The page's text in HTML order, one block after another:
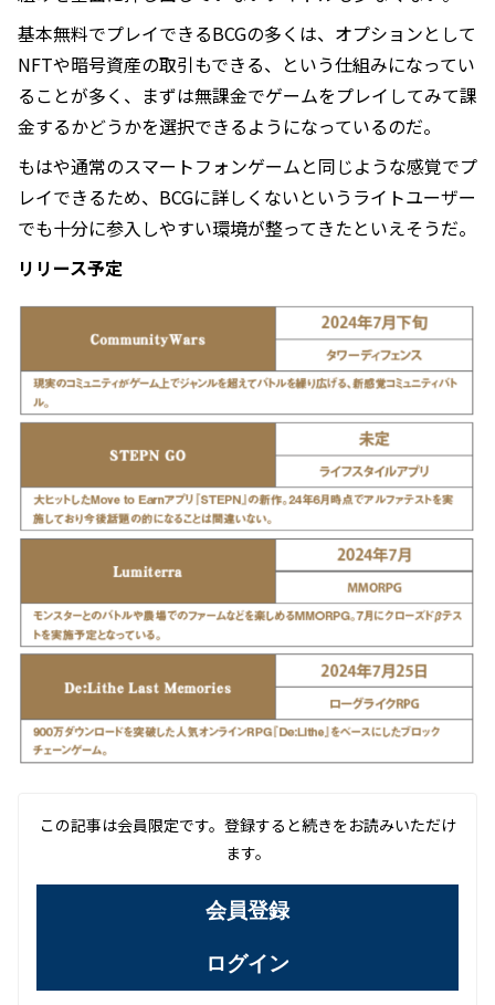
基本無料でプレイできるBCGの多くは、オプションとして
NFTや暗号資産の取引もできる、という仕組みになってい
ることが多く、まずは無課金でゲームをプレイしてみて課
金するかどうかを選択できるようになっているのだ。
もはや通常のスマートフォンゲームと同じような感覚でプ
レイできるため、BCGに詳しくないというライトユーザー
でも十分に参入しやすい環境が整ってきたといえそうだ。
リリース予定
この記事は会員限定です。登録すると続きをお読みいただけ
ます。
会員登録
ログイン